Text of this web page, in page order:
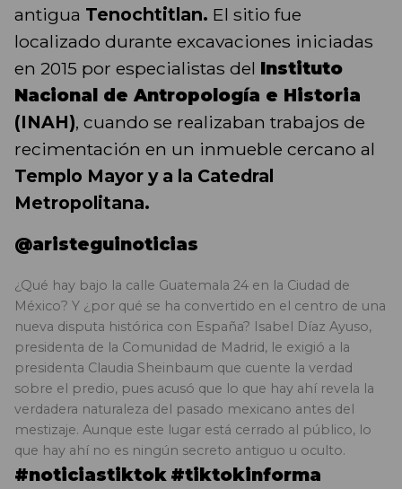
antigua Tenochtitlan. El sitio fue
localizado durante excavaciones iniciadas
en 2015 por especialistas del Instituto
Nacional de Antropología e Historia
(INAH), cuando se realizaban trabajos de
recimentación en un inmueble cercano al
Templo Mayor y a la Catedral
Metropolitana.
@aristeguinoticias
¿Qué hay bajo la calle Guatemala 24 en la Ciudad de
México? Y ¿por qué se ha convertido en el centro de una
nueva disputa histórica con España? Isabel Díaz Ayuso,
presidenta de la Comunidad de Madrid, le exigió a la
presidenta Claudia Sheinbaum que cuente la verdad
sobre el predio, pues acusó que lo que hay ahí revela la
verdadera naturaleza del pasado mexicano antes del
mestizaje. Aunque este lugar está cerrado al público, lo
que hay ahí no es ningún secreto antiguo u oculto.
#noticiastiktok #tiktokinforma